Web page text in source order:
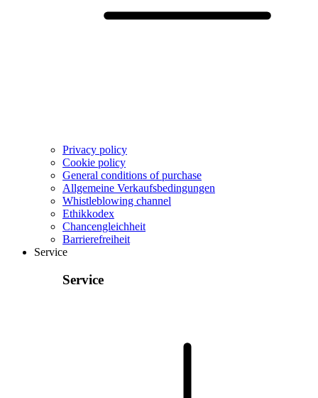
Privacy policy
Cookie policy
General conditions of purchase
Allgemeine Verkaufsbedingungen
Whistleblowing channel
Ethikkodex
Chancengleichheit
Barrierefreiheit
Service
Service